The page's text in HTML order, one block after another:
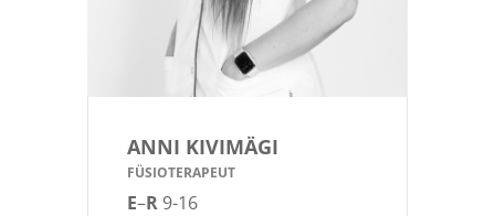
ANNI KIVIMÄGI
FÜSIOTERAPEUT
E–R9-16